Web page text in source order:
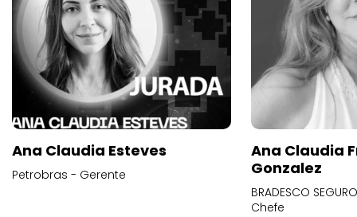
Ana Claudia Esteves
Petrobras - Gerente
Ana Claudia
Gonzalez
BRADESCO
Chefe